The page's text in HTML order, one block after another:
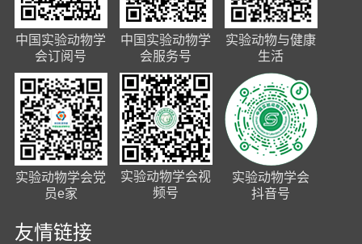
中国实验动物学
会订阅号
中国实验动物学
会服务号
实验动物与健康
生活
实验动物学会党
员e家
实验动物学会视
频号
实验动物学会
抖音号
友情链接